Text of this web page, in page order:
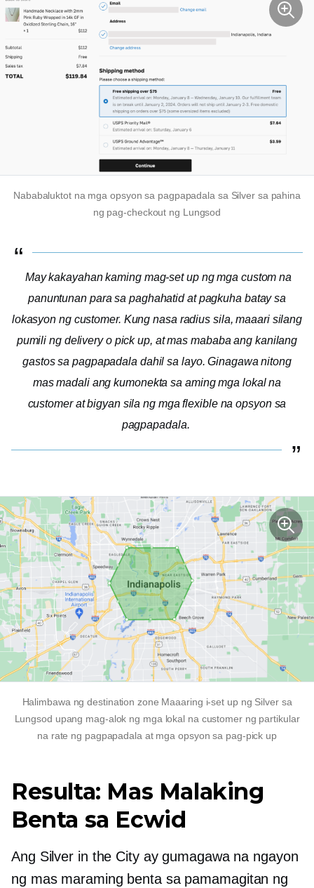
Nababaluktot na mga opsyon sa pagpapadala sa Silver sa pahina
ng pag-checkout ng Lungsod
May kakayahan kaming mag-set up ng mga custom na
panuntunan para sa paghahatid at pagkuha batay sa
lokasyon ng customer. Kung nasa radius sila, maaari silang
pumili ng delivery o pick up, at mas mababa ang kanilang
gastos sa pagpapadala dahil sa layo. Ginagawa nitong
mas madali ang kumonekta sa aming mga lokal na
customer at bigyan sila ng mga flexible na opsyon sa
pagpapadala.
Halimbawa ng destination zone Maaaring i-set up ng Silver sa
Lungsod upang mag-alok ng mga lokal na customer ng partikular
na rate ng pagpapadala at mga opsyon sa pag-pick up
Resulta: Mas Malaking
Benta sa Ecwid
Ang Silver in the City ay gumagawa na ngayon
ng mas maraming benta sa pamamagitan ng